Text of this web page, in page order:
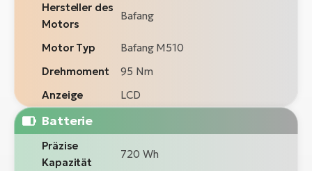
Hersteller des
Motors
Bafang
Motor Typ
Bafang M510
Drehmoment
95 Nm
Anzeige
LCD
Batterie
Präzise
Kapazität
720 Wh